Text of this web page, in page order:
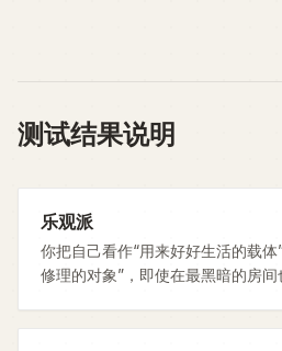
测试结果说明
乐观派
你把自己看作“用来好好生活的载体
修理的对象”，即使在最黑暗的房间